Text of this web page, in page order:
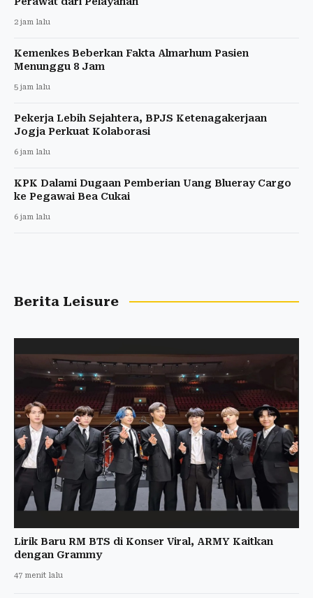
2 jam lalu
Kemenkes Beberkan Fakta Almarhum Pasien
Menunggu 8 Jam
5 jam lalu
Pekerja Lebih Sejahtera, BPJS Ketenagakerjaan
Jogja Perkuat Kolaborasi
6 jam lalu
KPK Dalami Dugaan Pemberian Uang Blueray Cargo
ke Pegawai Bea Cukai
6 jam lalu
Berita Leisure
Lirik Baru RM BTS di Konser Viral, ARMY Kaitkan
dengan Grammy
47 menit lalu